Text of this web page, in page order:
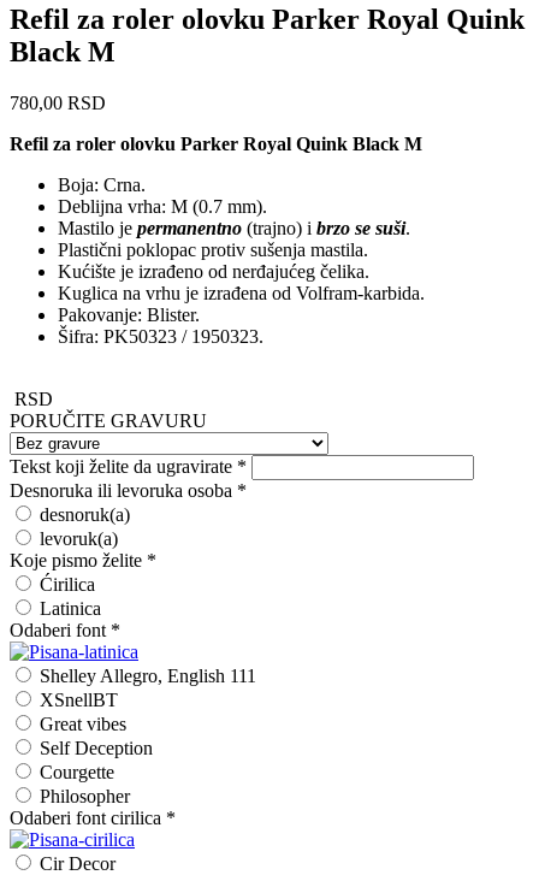
Refil za roler olovku Parker Royal Quink
Black M
780,00 RSD
Refil za roler olovku Parker Royal Quink Black M
Boja: Crna.
Deblijna vrha: M (0.7 mm).
Mastilo je permanentno (trajno) i brzo se suši.
Plastični poklopac protiv sušenja mastila.
Kućište je izrađeno od nerđajućeg čelika.
Kuglica na vrhu je izrađena od Volfram-karbida.
Pakovanje: Blister.
Šifra: PK50323 / 1950323.
RSD
PORUČITE GRAVURU
Tekst koji želite da ugravirate *
Desnoruka ili levoruka osoba *
desnoruk(a)
levoruk(a)
Koje pismo želite *
Ćirilica
Latinica
Odaberi font *
Shelley Allegro, English 111
XSnellBT
Great vibes
Self Deception
Courgette
Philosopher
Odaberi font cirilica *
Cir Decor